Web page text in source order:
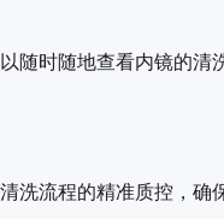
随时随地查看内镜的
流程的精准质控，确